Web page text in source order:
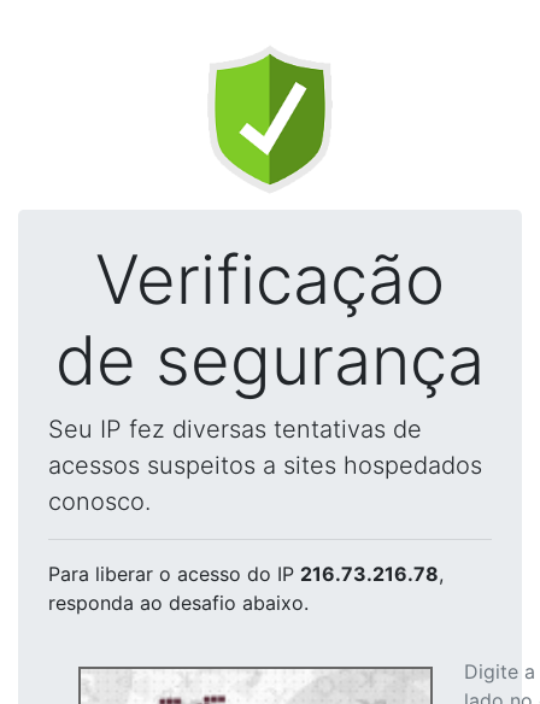
Verificação
de segurança
Seu IP fez diversas tentativas de
acessos suspeitos a sites hospedados
conosco.
Para liberar o acesso do IP 216.73.216.78,
responda ao desafio abaixo.
Digite